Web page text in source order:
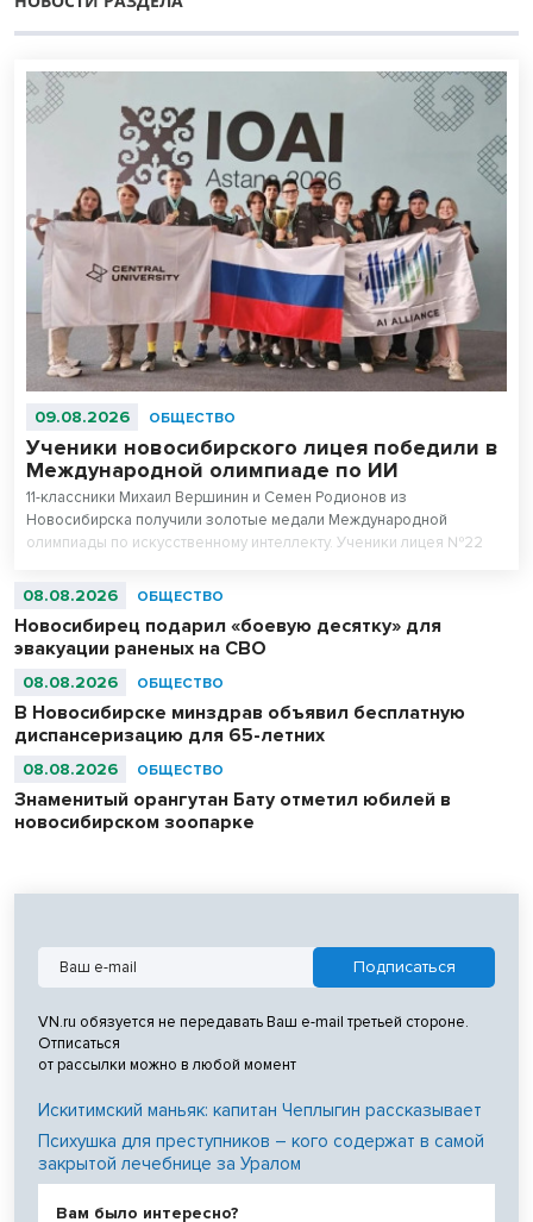
09.08.2026 ОБЩЕСТВО
Ученики новосибирского лицея победили в
Международной олимпиаде по ИИ
11-классники Михаил Вершинин и Семен Родионов из
Новосибирска получили золотые медали Международной
олимпиады по искусственному интеллекту. Ученики лицея №22
абсолютными чемпионами соревнований.
08.08.2026 ОБЩЕСТВО
Новосибирец подарил «боевую десятку» для
эвакуации раненых на СВО
08.08.2026 ОБЩЕСТВО
В Новосибирске минздрав объявил бесплатную
диспансеризацию для 65-летних
08.08.2026 ОБЩЕСТВО
Знаменитый орангутан Бату отметил юбилей в
новосибирском зоопарке
VN.ru обязуется не передавать Ваш e-mail третьей стороне.
Отписаться
от рассылки можно в любой момент
Искитимский маньяк: капитан Чеплыгин рассказывает
Психушка для преступников – кого содержат в самой
закрытой лечебнице за Уралом
Вам было интересно?